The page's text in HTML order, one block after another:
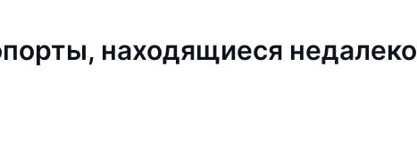
находящиеся недалеко